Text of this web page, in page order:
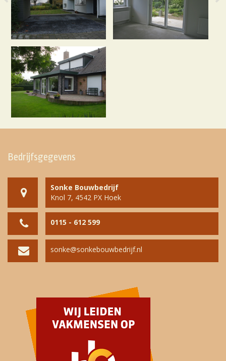
Bedrijfsgegevens
Sonke Bouwbedrijf
Knol 7, 4542 PX Hoek
0115 - 612 599
sonke@sonkebouwbedrijf.nl